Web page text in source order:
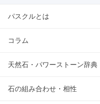
パスクルとは
コラム
天然石・パワーストーン辞典
石の組み合わせ・相性